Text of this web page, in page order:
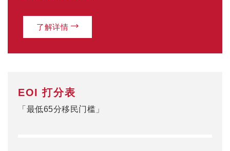
了解详情
EOI 打分表
「最低65分移民门槛」